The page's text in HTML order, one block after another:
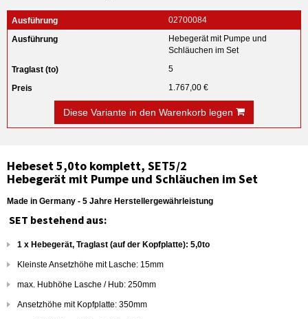
02700084
Hebegerät mit Pumpe und
Schläuchen im Set
5
1.767,00 €
Diese Variante in den Warenkorb legen
Hebeset 5,0to komplett, SET5/2
Hebegerät mit Pumpe und Schläuchen im Set
Made in Germany - 5 Jahre Herstellergewährleistung
SET bestehend aus:
1 x Hebegerät, Traglast (auf der Kopfplatte): 5,0to
Kleinste Ansetzhöhe mit Lasche: 15mm
max. Hubhöhe Lasche / Hub: 250mm
Ansetzhöhe mit Kopfplatte: 350mm